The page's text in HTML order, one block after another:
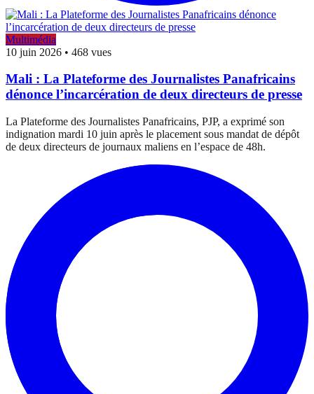
Multimédia
10 juin 2026 • 468 vues
Mali : La Plateforme des Journalistes Panafricains
dénonce l’incarcération de deux directeurs de presse
La Plateforme des Journalistes Panafricains, PJP, a exprimé son
indignation mardi 10 juin après le placement sous mandat de dépôt
de deux directeurs de journaux maliens en l’espace de 48h.